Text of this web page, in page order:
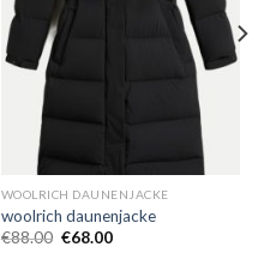
WOOLRICH DAUNENJACKE
woolrich daunenjacke
€88.00 €68.00